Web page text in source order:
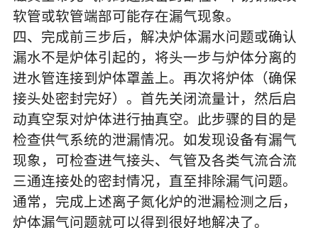
软管或软管端部可能存在漏气现象。
四、完成前三步后，解决炉体漏水问题或确认
漏水不是炉体引起的，将头一步与炉体分离的
进水管连接到炉体罩盖上。再次将炉体（确保
接头处密封完好）。首先关闭流量计，然后启
动真空泵对炉体进行抽真空。此步骤的目的是
检查供气系统的泄漏情况。如发现设备有漏气
现象，可检查进气接头、气管及各类气流合流
三通连接处的密封情况，直至排除漏气问题。
通常，完成上述离子氮化炉的泄漏检测之后，
炉体漏气问题就可以得到很好地解决了。